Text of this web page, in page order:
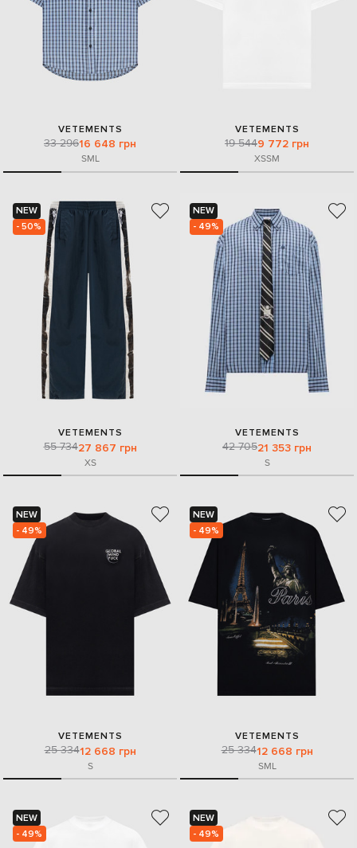
VETEMENTS
33 29616 648 грн
SML
VETEMENTS
19 5449 772 грн
XSSM
NEW
- 50%
VETEMENTS
55 73427 867 грн
XS
NEW
- 49%
VETEMENTS
42 70521 353 грн
S
NEW
- 49%
VETEMENTS
25 33412 668 грн
S
NEW
- 49%
VETEMENTS
25 33412 668 грн
SML
NEW
- 49%
NEW
- 49%